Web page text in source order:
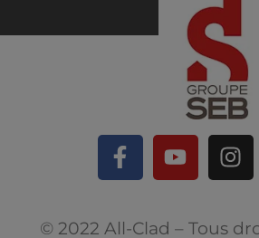
© 2022 All-Clad – Tous